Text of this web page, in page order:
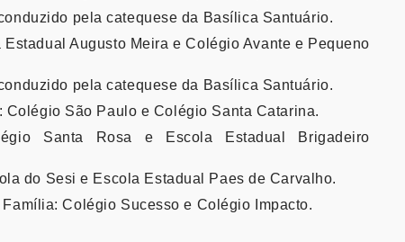
pela catequese da Basílica Santuário.
Augusto Meira e Colégio Avante e Pequeno
pela catequese da Basílica Santuário.
Colégio São Paulo e Colégio Santa Catarina.
Santa Rosa e Escola Estadual Brigadeiro
do Sesi e Escola Estadual Paes de Carvalho.
Colégio Sucesso e Colégio Impacto.